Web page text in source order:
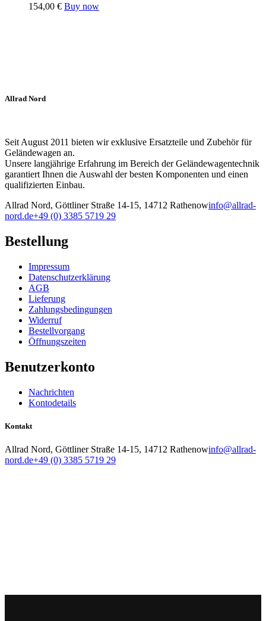
154,00 € Buy now
Allrad Nord
Seit August 2011 bieten wir exklusive Ersatzteile und Zubehör für
Geländewagen an.
Unsere langjährige Erfahrung im Bereich der Geländewagentechnik
garantiert Ihnen die Auswahl der besten Komponenten und einen
qualifizierten Einbau.
Allrad Nord, Göttliner Straße 14-15, 14712 Rathenowinfo@allrad-
nord.de+49 (0) 3385 5719 29
Bestellung
Impressum
Datenschutzerklärung
AGB
Lieferung
Zahlungsbedingungen
Widerruf
Bestellvorgang
Öffnungszeiten
Benutzerkonto
Nachrichten
Kontodetails
Kontakt
Allrad Nord, Göttliner Straße 14-15, 14712 Rathenowinfo@allrad-
nord.de+49 (0) 3385 5719 29